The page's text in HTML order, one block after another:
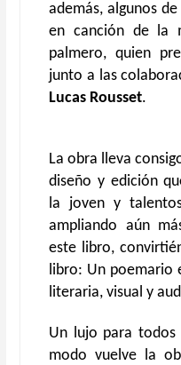
además, algunos
en canción de la
palmero, quien
junto a las
Lucas Rousset.
La obra lleva
diseño y edición
la joven y
ampliando aún
este libro,
libro: Un poemario
literaria, visual y
Un lujo para todos
modo vuelve la